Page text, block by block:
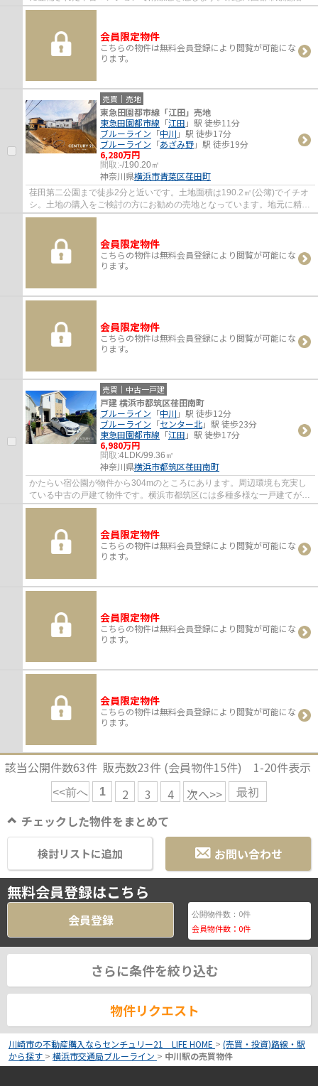
不動産情報をお探しなら、多種多様な物件...
会員限定物件
こちらの物件は無料会員登録により閲覧が可能にな
ります。
売買｜売地
東急田園都市線「江田」売地
東急田園都市線 「江田 」駅 徒歩11分
ブルーライン 「中川 」駅 徒歩17分
ブルーライン 「あざみ野」駅 徒歩19分
6,280万円
間取:-/190.20㎡
神奈川県横浜市青葉区荏田町
荏田第二公園まで徒歩2分と近いです。土地面積は190.2㎡(公簿)でイチオ
シ。土地の購入をご検討の方にお勧めの売地となっています。地元に精通
するスタッフの揃う当社は、不動産情報の...
会員限定物件
こちらの物件は無料会員登録により閲覧が可能にな
ります。
会員限定物件
こちらの物件は無料会員登録により閲覧が可能にな
ります。
売買｜中古一戸建
戸建 横浜市都筑区荏田南町
ブルーライン 「中川 」駅 徒歩12分
ブルーライン 「センター北」駅 徒歩23分
東急田園都市線 「江田 」駅 徒歩17分
6,980万円
間取:4LDK/99.36㎡
神奈川県横浜市都筑区荏田南町
かたらい宿公園が物件から304mのところにあります。周辺環境も充実し
ている中古の戸建て物件です。横浜市都筑区には多種多様な一戸建てがご
ざいますので、マイホームの購入をお考えな...
会員限定物件
こちらの物件は無料会員登録により閲覧が可能にな
ります。
会員限定物件
こちらの物件は無料会員登録により閲覧が可能にな
ります。
会員限定物件
こちらの物件は無料会員登録により閲覧が可能にな
ります。
該当公開件数63件 販売数23件 (会員物件15件) 1-20件表示
<<前へ 1 2 3 4 次へ>> 最初
チェックした物件をまとめて
お問い合わせ
検討リストに追加
無料会員登録はこちら
会員登録 公開物件数： 0件
会員物件数： 0件
さらに条件を絞り込む
物件リクエスト
川崎市の不動産購入ならセンチュリー21 LIFE HOME > (売買・投資)路線・駅
から探す > 横浜市交通局ブルーライン > 中川駅の売買物件